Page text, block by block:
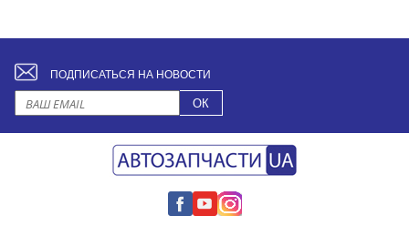
ПОДПИСАТЬСЯ НА НОВОСТИ